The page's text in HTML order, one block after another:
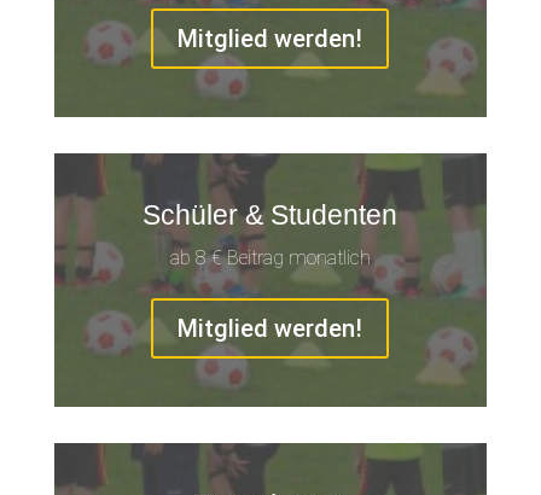
Mitglied werden!
Schüler & Studenten
ab 8 € Beitrag monatlich
Mitglied werden!